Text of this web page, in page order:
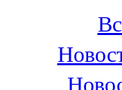
100,3 FM
Зәй
106,6 FM